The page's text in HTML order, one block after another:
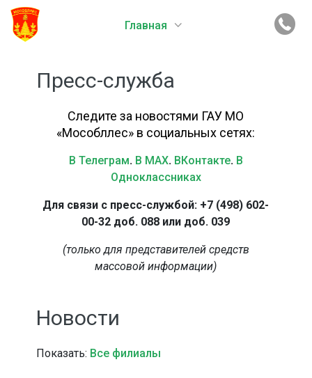
Главная
Пресс-служба
Следите за новостями ГАУ МО
«Мособллес» в социальных сетях:
В Телеграм. В MAX. ВКонтакте. В
Одноклассниках
Для связи с пресс-службой: +7 (498) 602-
00-32 доб. 088 или доб. 039
(только для представителей средств
массовой информации)
Новости
Показать: Все филиалы